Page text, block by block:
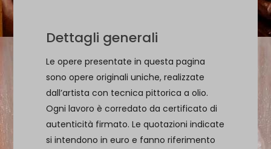
Dettagli generali
Le opere presentate in questa pagina
sono opere originali uniche, realizzate
dall’artista con tecnica pittorica a olio.
Ogni lavoro è corredato da certificato di
autenticità firmato. Le quotazioni indicate
si intendono in euro e fanno riferimento